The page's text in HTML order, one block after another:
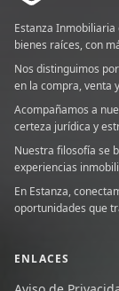
Estanza
bienes raíces, con
Nos distinguimos
en la compra, venta
Acompañamos a
certeza jurídica y
Nuestra filosofía se
experiencias
En Estanza,
oportunidades que
ENLACES